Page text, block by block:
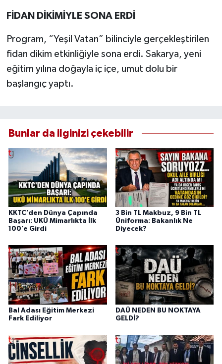
FİDAN DİKİMİYLE SONA ERDİ
Program, “Yeşil Vatan” bilinciyle gerçekleştirilen
fidan dikim etkinliğiyle sona erdi. Sakarya, yeni
eğitim yılına doğayla iç içe, umut dolu bir
başlangıç yaptı.
Bunlar da ilginizi çekebilir
KKTC’den Dünya Çapında
Başarı: UKÜ Mimarlıkta İlk
100’e Girdi
3 Bin TL Makbuz, 9 Bin TL
Üniforma: Bakanlık Ne
Diyecek?
Bal Adası Eğitim Merkezi
Fark Ediliyor
DAÜ NEDEN BU NOKTAYA
GELDİ?